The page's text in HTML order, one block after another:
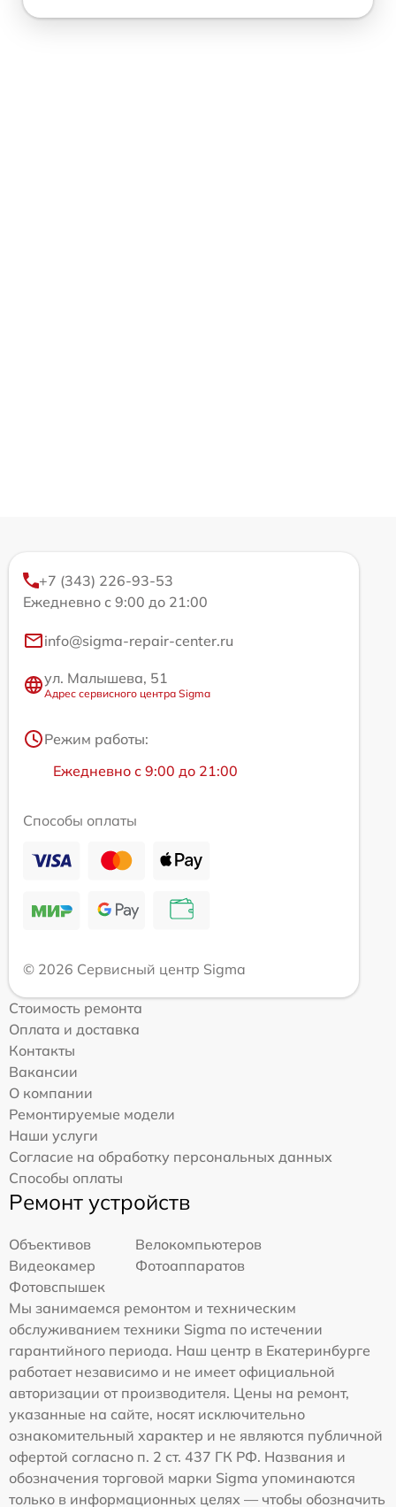
+7 (343) 226-93-53
Ежедневно с 9:00 до 21:00
info@sigma-repair-center.ru
ул. Малышева, 51
Адрес сервисного центра Sigma
Режим работы:
Ежедневно с 9:00 до 21:00
Способы оплаты
© 2026 Сервисный центр Sigma
Стоимость ремонта
Оплата и доставка
Контакты
Вакансии
О компании
Ремонтируемые модели
Наши услуги
Согласие на обработку персональных данных
Способы оплаты
Ремонт устройств
Объективов
Велокомпьютеров
Видеокамер
Фотоаппаратов
Фотовспышек
Мы занимаемся ремонтом и техническим
обслуживанием техники Sigma по истечении
гарантийного периода. Наш центр в Екатеринбурге
работает независимо и не имеет официальной
авторизации от производителя. Цены на ремонт,
указанные на сайте, носят исключительно
ознакомительный характер и не являются публичной
офертой согласно п. 2 ст. 437 ГК РФ. Названия и
обозначения торговой марки Sigma упоминаются
только в информационных целях — чтобы обозначить